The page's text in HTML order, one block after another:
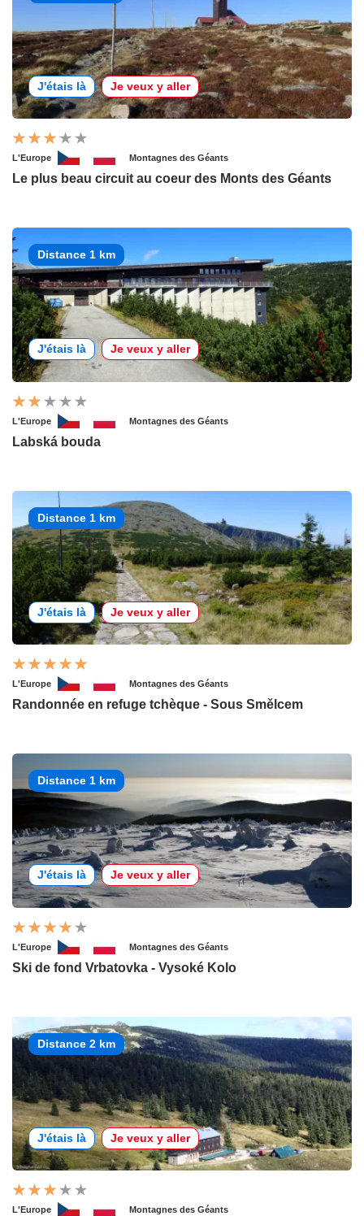
J'étais là Je veux y aller
L'Europe Montagnes des Géants
Le plus beau circuit au coeur des Monts des Géants
Distance 1 km
J'étais là Je veux y aller
L'Europe Montagnes des Géants
Labská bouda
Distance 1 km
J'étais là Je veux y aller
L'Europe Montagnes des Géants
Randonnée en refuge tchèque - Sous Smělcem
Distance 1 km
J'étais là Je veux y aller
L'Europe Montagnes des Géants
Ski de fond Vrbatovka - Vysoké Kolo
Distance 2 km
J'étais là Je veux y aller
L'Europe Montagnes des Géants